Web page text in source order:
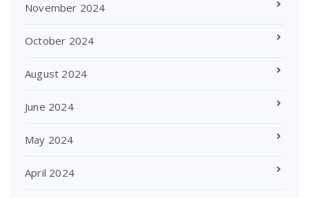
November 2024
October 2024
August 2024
June 2024
May 2024
April 2024